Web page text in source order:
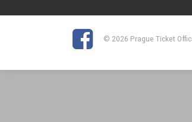
© 2026 Prague Ticket